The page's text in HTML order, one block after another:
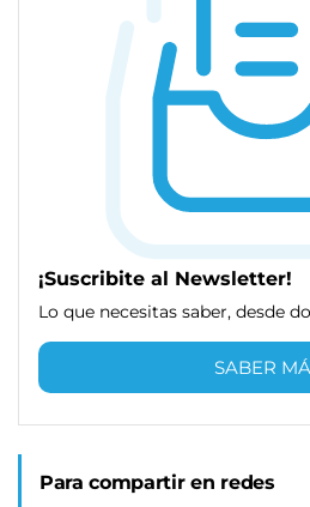
¡Suscribite al Newsletter!
Lo que necesitas saber, desde
SABER
Para compartir en redes